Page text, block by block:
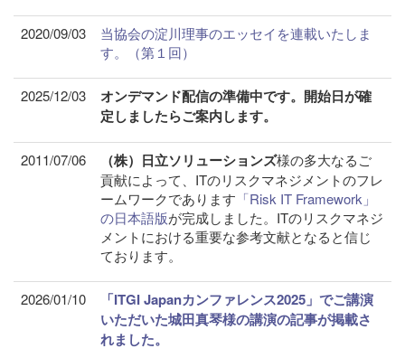
2020/09/03
当協会の淀川理事のエッセイを連載いたしま
す。（第１回）
2025/12/03
オンデマンド配信の準備中です。開始日が確
定しましたらご案内します。
2011/07/06 （株）日立ソリューションズ様の多大なるご
貢献によって、ITのリスクマネジメントのフレ
ームワークであります 「Risk IT Framework」
の日本語版が完成しました。ITのリスクマネジ
メントにおける重要な参考文献となると信じ
ております。
2026/01/10
「ITGI Japanカンファレンス2025」でご講演
いただいた城田真琴様の講演の記事が掲載さ
れました。